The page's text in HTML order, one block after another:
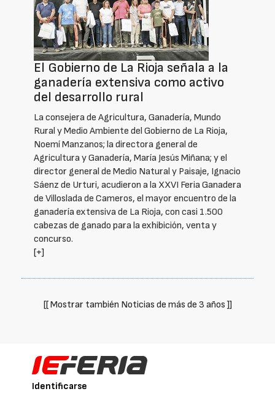
El Gobierno de La Rioja señala a la
ganadería extensiva como activo
del desarrollo rural
La consejera de Agricultura, Ganadería, Mundo
Rural y Medio Ambiente del Gobierno de La Rioja,
Noemí Manzanos; la directora general de
Agricultura y Ganadería, María Jesús Miñana; y el
director general de Medio Natural y Paisaje, Ignacio
Sáenz de Urturi, acudieron a la XXVI Feria Ganadera
de Villoslada de Cameros, el mayor encuentro de la
ganadería extensiva de La Rioja, con casi 1.500
cabezas de ganado para la exhibición, venta y
concurso.
[+]
[[ Mostrar también Noticias de más de 3 años ]]
Identificarse